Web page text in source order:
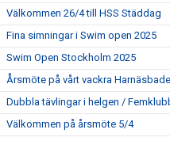
Välkommen 26/4 till HSS Städdag
Fina simningar i Swim open 2025
Swim Open Stockholm 2025
Årsmöte på vårt vackra
Dubbla tävlingar i helgen /
Välkommen på årsmöte 5/4